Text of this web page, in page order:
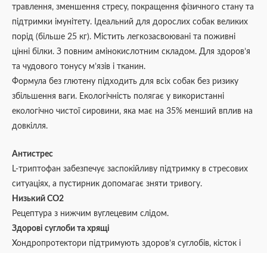
травлення, зменшення стресу, покращення фізичного стану та
підтримки імунітету. Ідеальний для дорослих собак великих
порід (більше 25 кг). Містить легкозасвоювані та поживні
цінні білки. З повним амінокислотним складом. Для здоров’я
та чудового тонусу м’язів і тканин.
Формула без глютену підходить для всіх собак без ризику
збільшення ваги. Екологічність полягає у використанні
екологічно чистої сировини, яка має на 35% менший вплив на
довкілля.
Антистрес
L-триптофан забезпечує заспокійливу підтримку в стресових
ситуаціях, а пустирник допомагає зняти тривогу.
Низький СO2
Рецептура з нижчим вуглецевим слідом.
Здорові суглоби та хрящі
Хондропротектори підтримують здоров’я суглобів, кісток і